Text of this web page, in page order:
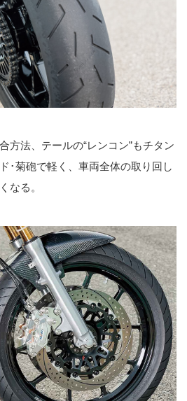
方法、テールの“レンコン”もチタン
･菊砲で軽く、車両全体の取り回し
なる。